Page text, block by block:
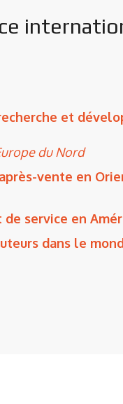
et
du Nord
vente en
service en
dans le